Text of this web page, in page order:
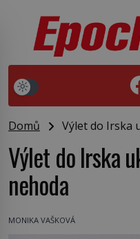
Domů Výlet do Irska
Výlet do Irska
nehoda
MONIKA VAŠKOVÁ